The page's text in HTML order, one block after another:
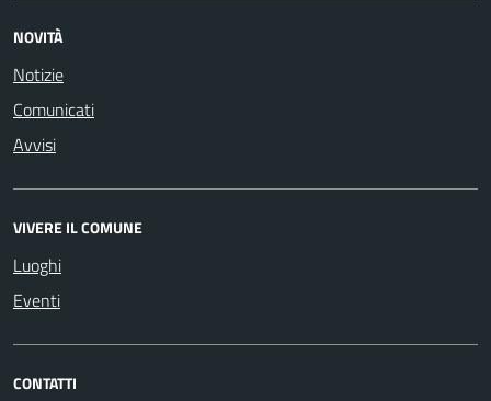
NOVITÀ
Notizie
Comunicati
Avvisi
VIVERE IL COMUNE
Luoghi
Eventi
CONTATTI